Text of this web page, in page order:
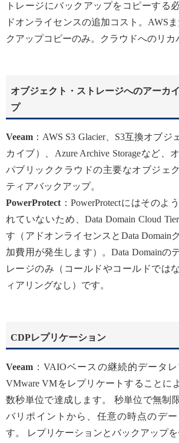
トレージにバックアップをコピーする
ドオンライセンスの追加コスト。AWS
クアップコピーのみ。クラウドへのリカ
オブジェクト・ストレージへのアーカ
プ
Veeam ：AWS S3 Glacier、S3互換オブ
カイブ）、Azure Archive Storageなど、
パブリッククラウドの主要なオブジェ
ティアバックアップ。
PowerProtect ：PowerProtectにはそのよ
れていないため、Data Domain Cloud
す（アドオンライセンスとData Domain
加費用が発生します）。Data Domainの
レージのみ（コールドやコールドでは
ィアリングなし）です。
CDPレプリケーション
Veeam ：VAIOベースの継続的データ
VMware VMをレプリケートすることに
数秒単位で達成します。 秒単位で無制
バリポイントから、任意の時点のデ
す。 レプリケーションとバックアップを